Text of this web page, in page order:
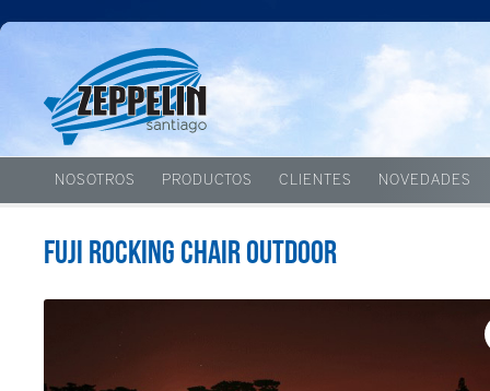
NOSOTROS PRODUCTOS CLIENTES NOVEDADES
Fuji Rocking Chair Outdoor